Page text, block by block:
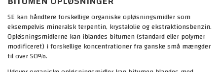
SE kan håndtere forskellige organiske opløsningsmidler som
eksempelvis mineralsk terpentin, krystalolie og ekstraktionsbenzin.
Opløsningsmidlerne kan iblandes bitumen (standard eller polymer
modificeret) i forskellige koncentrationer fra ganske små mængder
til over 50%.